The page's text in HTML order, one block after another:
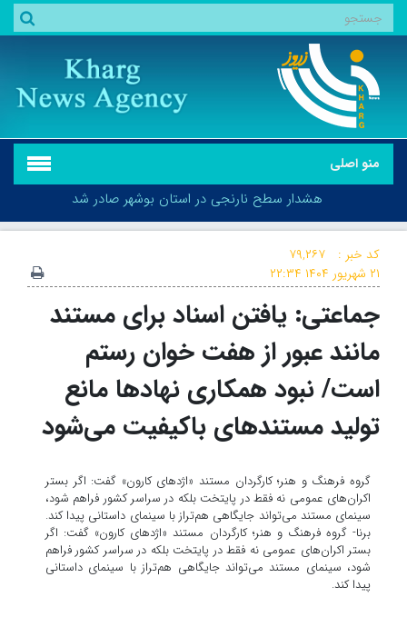
منو اصلی
هشدار سطح نارنجی در استان بوشهر صادر شد
هشدار سطح نارنجی در استان بوشهر صادر شد
کد خبر :
۷۹,۲۶۷
۲۱ شهریور ۱۴۰۴
۲۲:۳۴
جماعتی: یافتن اسناد برای مستند
مانند عبور از هفت خوان رستم
است/ نبود همکاری نهاد‌ها مانع
تولید مستند‌های باکیفیت می‌شود
گروه فرهنگ و هنر؛ کارگردان مستند «اژدهای کارون» گفت: اگر بستر
اکران‌های عمومی نه فقط در پایتخت بلکه در سراسر کشور فراهم شود،
سینمای مستند می‌تواند جایگاهی هم‌تراز با سینمای داستانی پیدا کند.
برنا- گروه فرهنگ و هنر؛ کارگردان مستند «اژدهای کارون» گفت: اگر
بستر اکران‌های عمومی نه فقط در پایتخت بلکه در سراسر کشور فراهم
شود، سینمای مستند می‌تواند جایگاهی هم‌تراز با سینمای داستانی
پیدا کند.